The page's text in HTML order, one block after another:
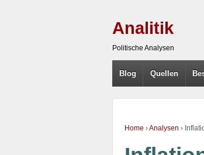
Analitik
Politische Analysen
Blog Quellen
Home ›Analysen ›